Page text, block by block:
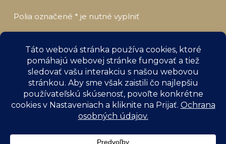
Polia označené * je nutné vyplniť
Meno a priezvisko*